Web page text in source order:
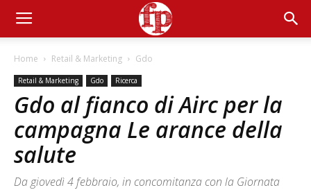
Home Retail & Marketing Gdo
Retail & Marketing Gdo Ricerca
Gdo al fianco di Airc per la
campagna Le arance della
salute
Da giovedì 4 febbraio, in concomitanza con la Giornata